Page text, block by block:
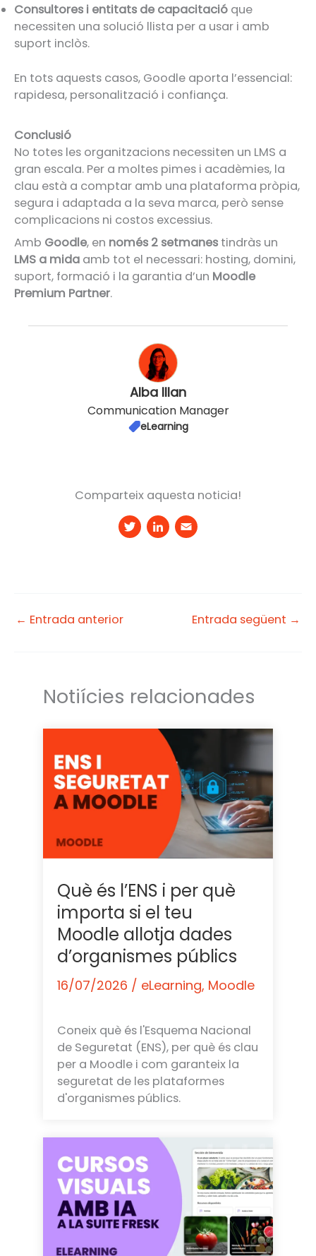
Consultores i entitats de capacitació que
necessiten una solució llista per a usar i amb
suport inclòs.
En tots aquests casos, Goodle aporta l’essencial:
rapidesa, personalització i confiança.
Conclusió
No totes les organitzacions necessiten un LMS a
gran escala. Per a moltes pimes i acadèmies, la
clau està a comptar amb una plataforma pròpia,
segura i adaptada a la seva marca, però sense
complicacions ni costos excessius.
Amb Goodle, en només 2 setmanes tindràs un
LMS a mida amb tot el necessari: hosting, domini,
suport, formació i la garantia d’un Moodle
Premium Partner.
Alba Illan
Communication Manager
eLearning
Comparteix aquesta noticia!
T Li
← Entrada anterior Entrada següent →
Notiícies relacionades
Què és l’ENS i per què
importa si el teu
Moodle allotja dades
d’organismes públics
16/07/2026 / eLearning, Moodle
Coneix què és l'Esquema Nacional
de Seguretat (ENS), per què és clau
per a Moodle i com garanteix la
seguretat de les plataformes
d'organismes públics.